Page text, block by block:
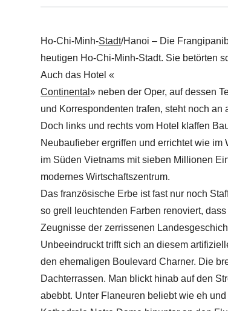
Ho-Chi-Minh-Stadt/Hanoi – Die
heutigen Ho-Chi-Minh-Stadt. Sie betörten
Auch das Hotel «
Continental» neben der Oper, auf dessen
und Korrespondenten trafen, steht noch
Doch links und rechts vom Hotel klaffen
Neubaufieber ergriffen und errichtet wie
im Süden Vietnams mit sieben Millionen
modernes Wirtschaftszentrum.
Das französische Erbe ist fast nur noch
so grell leuchtenden Farben renoviert,
Zeugnisse der zerrissenen
Unbeeindruckt trifft sich an diesem
den ehemaligen Boulevard Charner. Die
Dachterrassen. Man blickt hinab auf den
abebbt. Unter Flaneuren beliebt wie eh